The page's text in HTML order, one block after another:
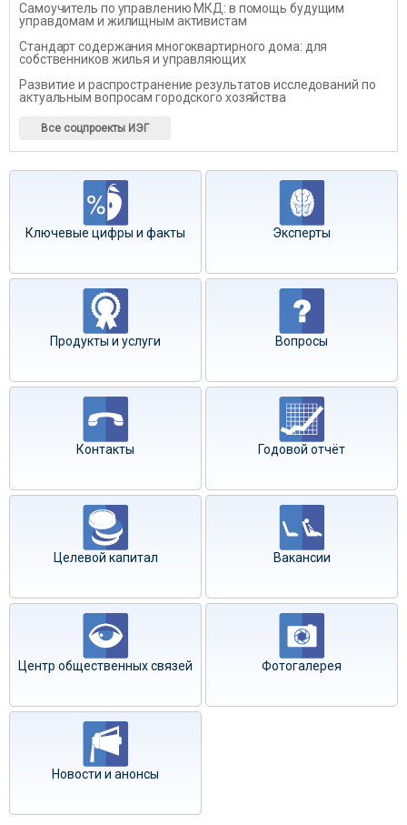
Самоучитель по управлению МКД: в помощь будущим
управдомам и жилищным активистам
Стандарт содержания многоквартирного дома: для
собственников жилья и управляющих
Развитие и распространение результатов исследований по
актуальным вопросам городского хозяйства
Все соцпроекты ИЭГ
Ключевые цифры и факты Эксперты
Продукты и услуги Вопросы
Контакты Годовой отчёт
Целевой капитал Вакансии
Центр общественных связей Фотогалерея
Новости и анонсы